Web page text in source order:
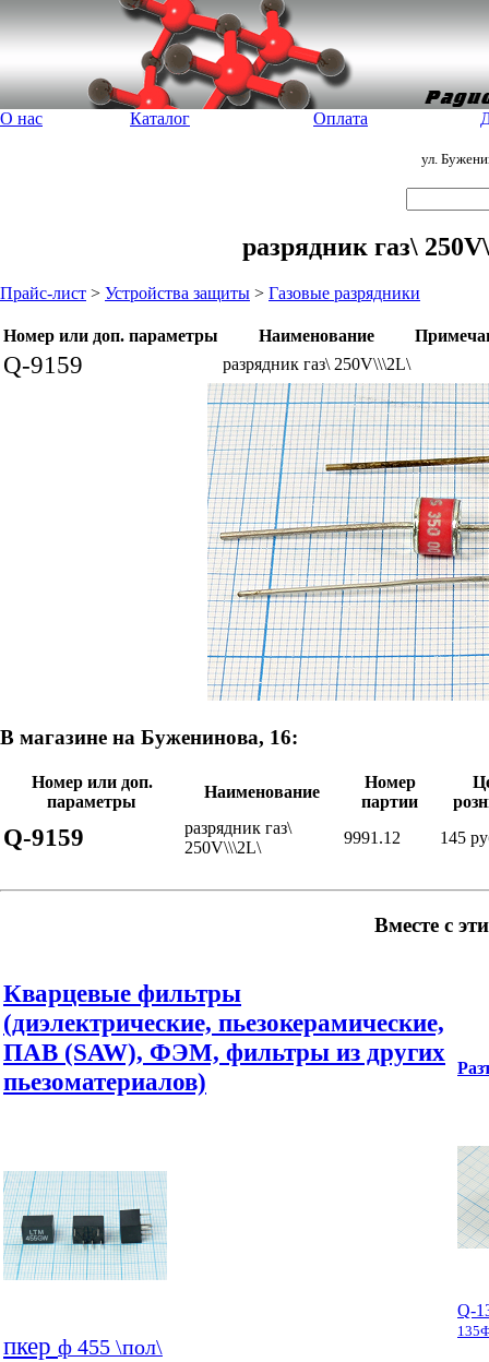
О нас Каталог Оплата
ул.
разрядник газ\
Прайс-лист > Устройства защиты > Газовые разрядники
Номер или доп. параметры Наименование
Q-9159 разрядник газ\ 250V\\\2L\
В магазине на Буженинова, 16:
Номер или доп.
параметры
Наименование
Номер
партии
Q-9159
разрядник газ\
250V\\\2L\
9991.12 145
Вместе с
Кварцевые фильтры
(диэлектрические, пьезокерамические,
ПАВ (SAW), ФЭМ, фильтры из других
пьезоматериалов)
пкер ф 455 \пол\
Q-